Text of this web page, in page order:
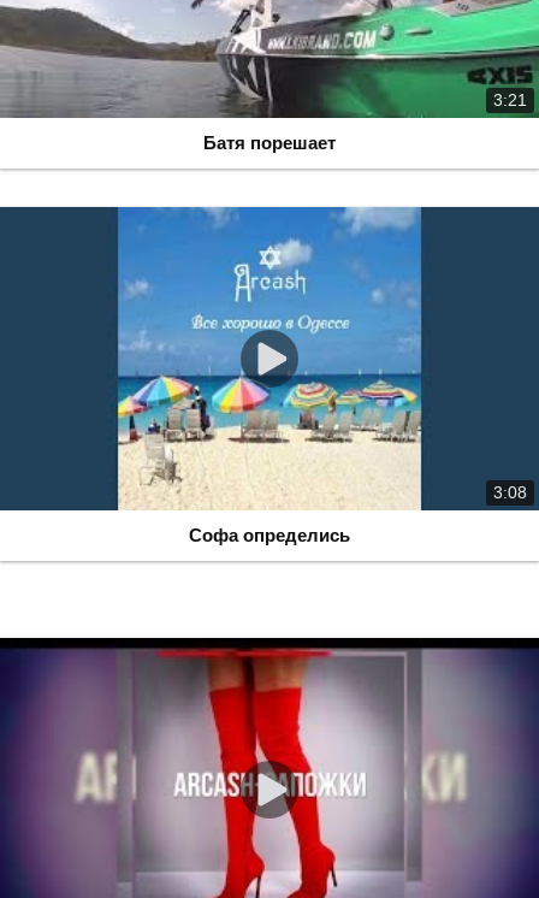
3:21
Батя порешает
3:08
Софа определись